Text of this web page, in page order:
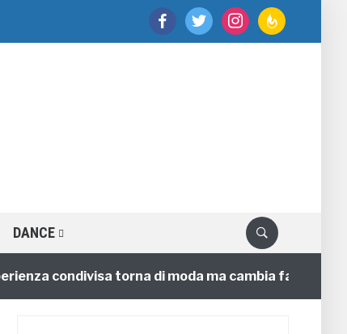
facebooktwitter instagramfeedburner
DANCE
condivisa torna di moda ma cambia faccia